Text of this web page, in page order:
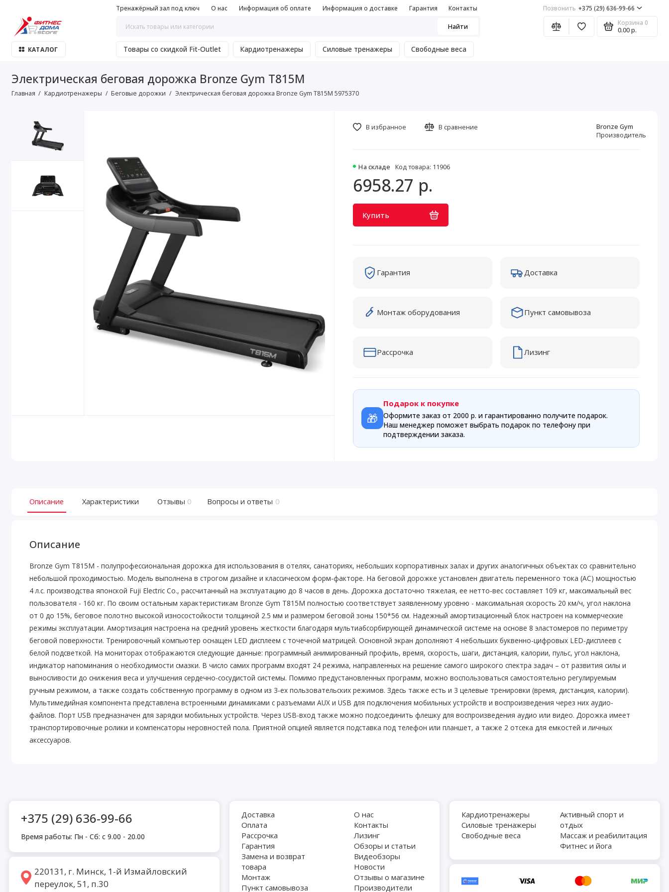
Тренажёрный зал под ключ О нас Информация об оплате Информация о доставке Гарантия Контакты Позвонить +375 (29) 636-99-66
Найти Корзина 0
0.00 р.
КАТАЛОГ Товары со скидкой Fit-Outlet Кардиотренажеры Силовые тренажеры Свободные веса
Электрическая беговая дорожка Bronze Gym T815M
Главная Кардиотренажеры Беговые дорожки Электрическая беговая дорожка Bronze Gym T815M 5975370
На складе Код товара: 11906
Bronze Gym
Производитель
6958.27 р.
Купить
В избранное В сравнение
Гарантия Доставка
Монтаж оборудования Пункт самовывоза
Рассрочка Лизинг
🎁
Подарок к покупке
Оформите заказ от 2000 р. и гарантированно получите подарок.
Наш менеджер поможет выбрать подарок по телефону при
подтверждении заказа.
Описание Характеристики Отзывы 0 Вопросы и ответы 0
Описание
Bronze Gym T815M - полупрофессиональная дорожка для использования в отелях, санаториях, небольших корпоративных залах и других аналогичных объектах со сравнительно
небольшой проходимостью. Модель выполнена в строгом дизайне и классическом форм-факторе. На беговой дорожке установлен двигатель переменного тока (AC) мощностью
4 л.с. производства японской Fuji Electric Co., рассчитанный на эксплуатацию до 8 часов в день. Дорожка достаточно тяжелая, ее нетто-вес составляет 109 кг, максимальный вес
пользователя - 160 кг. По своим остальным характеристикам Bronze Gym T815M полностью соответствует заявленному уровню - максимальная скорость 20 км/ч, угол наклона
от 0 до 15%, беговое полотно высокой износостойкости толщиной 2.5 мм и размером беговой зоны 150*56 cм. Надежный амортизационный блок настроен на коммерческие
режимы эксплуатации. Амортизация настроена на средний уровень жесткости благодаря мультиабсорбирующей динамической системе на основе 8 эластомеров по периметру
беговой поверхности. Тренировочный компьютер оснащен LED дисплеем с точечной матрицей. Основной экран дополняют 4 небольших буквенно-цифровых LED-дисплеев с
белой подсветкой. На мониторах отображаются следующие данные: программный анимированный профиль, время, скорость, шаги, дистанция, калории, пульс, угол наклона,
индикатор напоминания о необходимости смазки. В число самих программ входят 24 режима, направленных на решение самого широкого спектра задач – от развития силы и
выносливости до снижения веса и улучшения сердечно-сосудистой системы. Помимо предустановленных программ, можно воспользоваться самостоятельно регулируемым
ручным режимом, а также создать собственную программу в одном из 3-ех пользовательских режимов. Здесь также есть и 3 целевые тренировки (время, дистанция, калории).
Мультимедийная компонента представлена встроенными динамиками с разъемами AUX и USB для подключения мобильных устройств и воспроизведения через них аудио-
файлов. Порт USB предназначен для зарядки мобильных устройств. Через USB-вход также можно подсоединить флешку для воспроизведения аудио или видео. Дорожка имеет
транспортировочные ролики и компенсаторы неровностей пола. Приятной опцией является подставка под телефон или планшет, а также 2 отсека для емкостей и личных
аксессуаров.
+375 (29) 636-99-66
Время работы: Пн - Сб: с 9.00 - 20.00
220131, г. Минск, 1-й Измайловский
переулок, 51, п.30
Доставка
Оплата
Рассрочка
Гарантия
Замена и возврат
товара
Монтаж
Пункт самовывоза
О нас
Контакты
Лизинг
Обзоры и статьи
Видеобзоры
Новости
Отзывы о магазине
Производители
Кардиотренажеры
Силовые тренажеры
Свободные веса
Активный спорт и
отдых
Массаж и реабилитация
Фитнес и йога